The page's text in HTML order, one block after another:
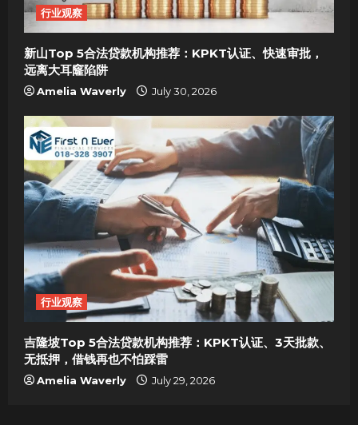
行业观察
新山Top 5合法贷款机构推荐：KPKT认证、快速审批，
远离大耳窿陷阱
Amelia Waverly July 30, 2026
行业观察
吉隆坡Top 5合法贷款机构推荐：KPKT认证、3天批款、
无抵押，借钱再也不怕踩雷
Amelia Waverly July 29, 2026